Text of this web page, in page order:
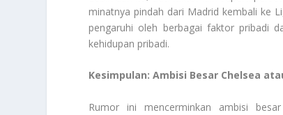
minatnya pindah dari Madrid kembali ke
pengaruhi oleh berbagai faktor pribadi
kehidupan pribadi.
Kesimpulan: Ambisi Besar Chelsea
Rumor ini mencerminkan ambisi